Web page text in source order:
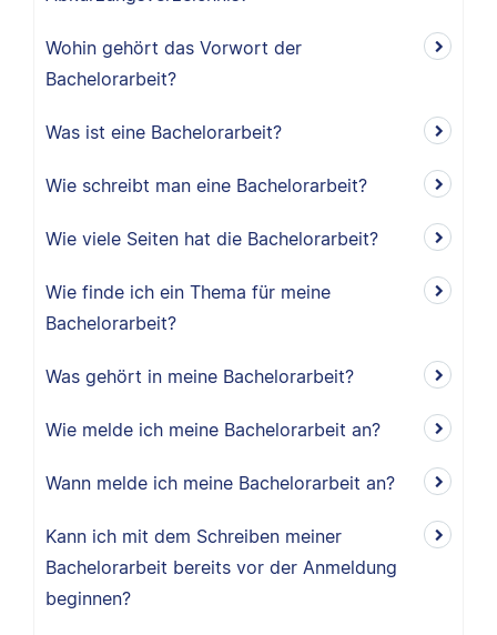
Wohin gehört das Vorwort der
Bachelorarbeit?
Was ist eine Bachelorarbeit?
Wie schreibt man eine Bachelorarbeit?
Wie viele Seiten hat die Bachelorarbeit?
Wie finde ich ein Thema für meine
Bachelorarbeit?
Was gehört in meine Bachelorarbeit?
Wie melde ich meine Bachelorarbeit an?
Wann melde ich meine Bachelorarbeit an?
Kann ich mit dem Schreiben meiner
Bachelorarbeit bereits vor der Anmeldung
beginnen?